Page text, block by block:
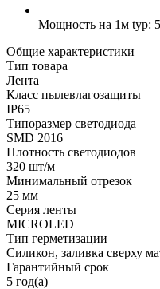
Мощность на 1м typ:
Общие характеристики
Тип товара
Лента
Класс пылевлагозащиты
IP65
Типоразмер светодиода
SMD 2016
Плотность светодиодов
320 шт/м
Минимальный отрезок
25 мм
Серия ленты
MICROLED
Тип герметизации
Силикон, заливка сверху
Гарантийный срок
5 год(а)